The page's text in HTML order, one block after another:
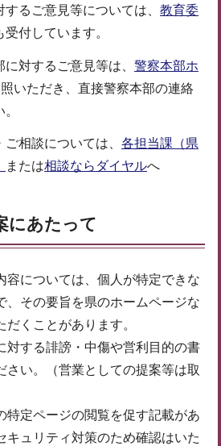
るご意見等については、 教育委
受付しています。
対するご意見等は、 警察本部ホ
いただき、直接警察本部の連絡
相談については、 各担当課（県
または相談ならダイヤルへ
にあたって
容については、個人が特定できな
、その要旨を県のホームページな
だくことがあります。
対する誹謗・中傷や営利目的の書
さい。（営業としての提案等は取
特定ページの閲覧を促す記載があ
キュリティ対策のため確認はいた